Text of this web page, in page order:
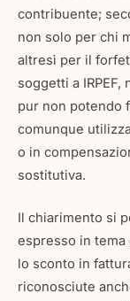
contribuente;
non solo per chi
altresì per il
soggetti a
pur non potendo
comunque
o in
sostitutiva.
Il chiarimento si
espresso in
lo sconto in
riconosciute